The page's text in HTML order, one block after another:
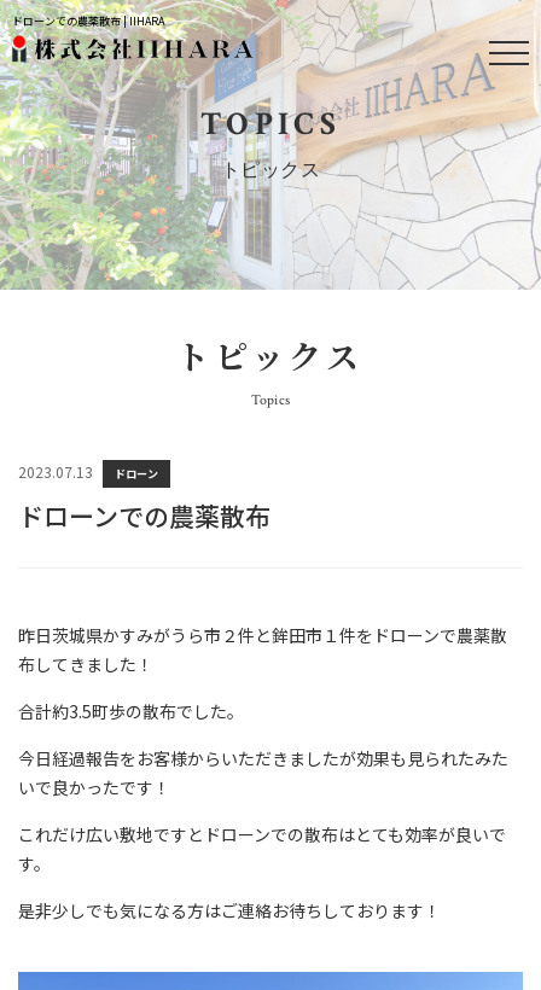
ドローンでの農薬散布 | IIHARA
TOPICS
トピックス
トピックス
Topics
2023.07.13 ドローン
ドローンでの農薬散布
昨日茨城県かすみがうら市２件と鉾田市１件をドローンで農薬散
布してきました！
合計約3.5町歩の散布でした。
今日経過報告をお客様からいただきましたが効果も見られたみた
いで良かったです！
これだけ広い敷地ですとドローンでの散布はとても効率が良いで
す。
是非少しでも気になる方はご連絡お待ちしております！